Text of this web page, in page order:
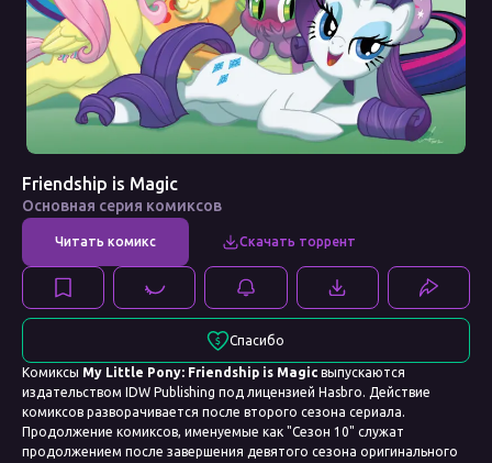
Friendship is Magic
Основная серия комиксов
Спасибо
Комиксы My Little Pony: Friendship is Magic выпускаются
издательством IDW Publishing под лицензией Hasbro. Действие
комиксов разворачивается после второго сезона сериала.
Продолжение комиксов, именуемые как "Сезон 10" служат
продолжением после завершения девятого сезона оригинального